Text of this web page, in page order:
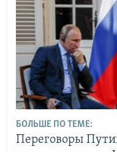
БОЛЬШЕ ПО ТЕМЕ:
Переговоры